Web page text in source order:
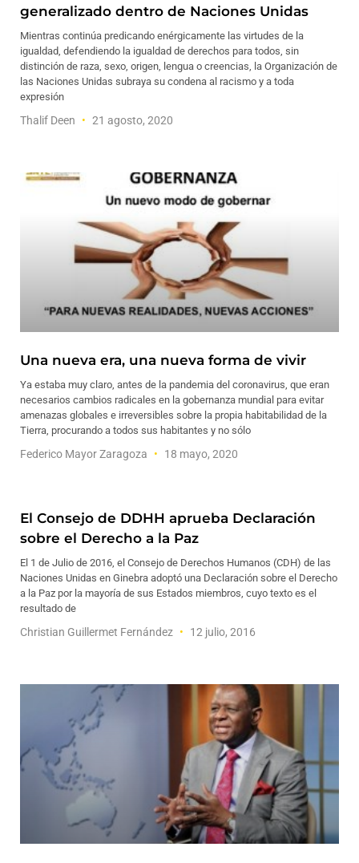
generalizado dentro de Naciones Unidas
Mientras continúa predicando enérgicamente las virtudes de la
igualdad, defendiendo la igualdad de derechos para todos, sin
distinción de raza, sexo, origen, lengua o creencias, la Organización de
las Naciones Unidas subraya su condena al racismo y a toda
expresión
Thalif Deen 21 agosto, 2020
Una nueva era, una nueva forma de vivir
Ya estaba muy claro, antes de la pandemia del coronavirus, que eran
necesarios cambios radicales en la gobernanza mundial para evitar
amenazas globales e irreversibles sobre la propia habitabilidad de la
Tierra, procurando a todos sus habitantes y no sólo
Federico Mayor Zaragoza 18 mayo, 2020
El Consejo de DDHH aprueba Declaración
sobre el Derecho a la Paz
El 1 de Julio de 2016, el Consejo de Derechos Humanos (CDH) de las
Naciones Unidas en Ginebra adoptó una Declaración sobre el Derecho
a la Paz por la mayoría de sus Estados miembros, cuyo texto es el
resultado de
Christian Guillermet Fernández 12 julio, 2016